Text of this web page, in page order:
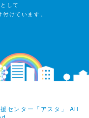
して
けています。
センター「アスタ」 All